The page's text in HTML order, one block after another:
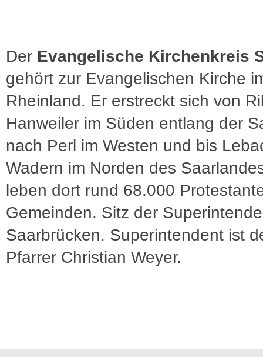
Der Evangelische Kirchenkreis
gehört zur Evangelischen Kirche
Rheinland. Er erstreckt sich von
Hanweiler im Süden entlang der
nach Perl im Westen und bis
Wadern im Norden des
leben dort rund 68.000
Gemeinden. Sitz der
Saarbrücken. Superintendent ist
Pfarrer Christian Weyer.